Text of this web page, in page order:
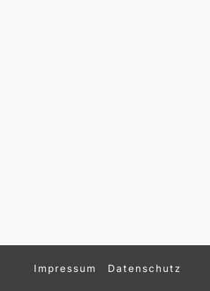
Impressum Datenschutz